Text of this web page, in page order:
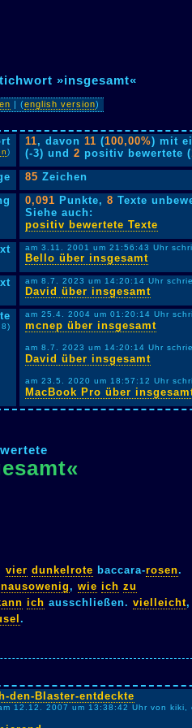
»insgesamt«
| (english version)
)
11, davon11 (100,00%) mit
(-3) und2 positiv bewertete (
85 Zeichen
0,091 Punkte,8 Texte
Siehe auch:
positiv bewertete Texte
am 3.11. 2001 um 21:56:43 Uhr
Bello über insgesamt
am 8.7. 2023 um 14:20:14 Uhr
David über insgesamt
am 25.4. 2004 um 01:20:14 Uhr
mcnep über insgesamt
am 8.7. 2023 um 14:20:14 Uhr
David über insgesamt
am 23.5. 2020 um 18:57:12 Uhr
MacBook Pro über
vier dunkelrote baccara-rosen.
, wie ich zu
ich ausschließen. vielleicht,
.
den-Blaster-entdeckte
12.12. 2007 um 13:38:42 Uhr von kiki,